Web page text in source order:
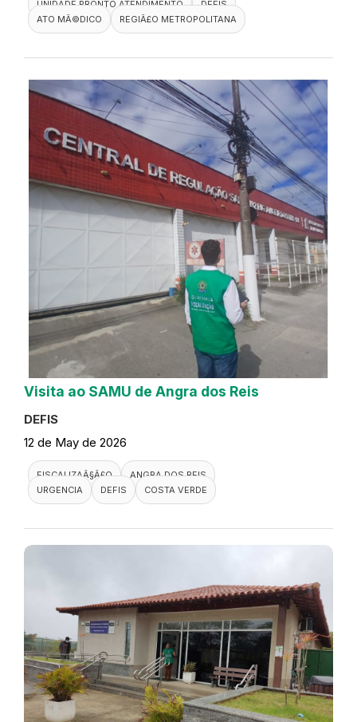
UNIDADE PRONTO ATENDIMENTO
DEFIS
ATO MÃ©DICO
REGIÃ£O METROPOLITANA
Visita ao SAMU de Angra dos Reis
DEFIS
12 de May de 2026
FISCALIZAÃ§Ã£O
ANGRA DOS REIS
URGENCIA
DEFIS COSTA VERDE